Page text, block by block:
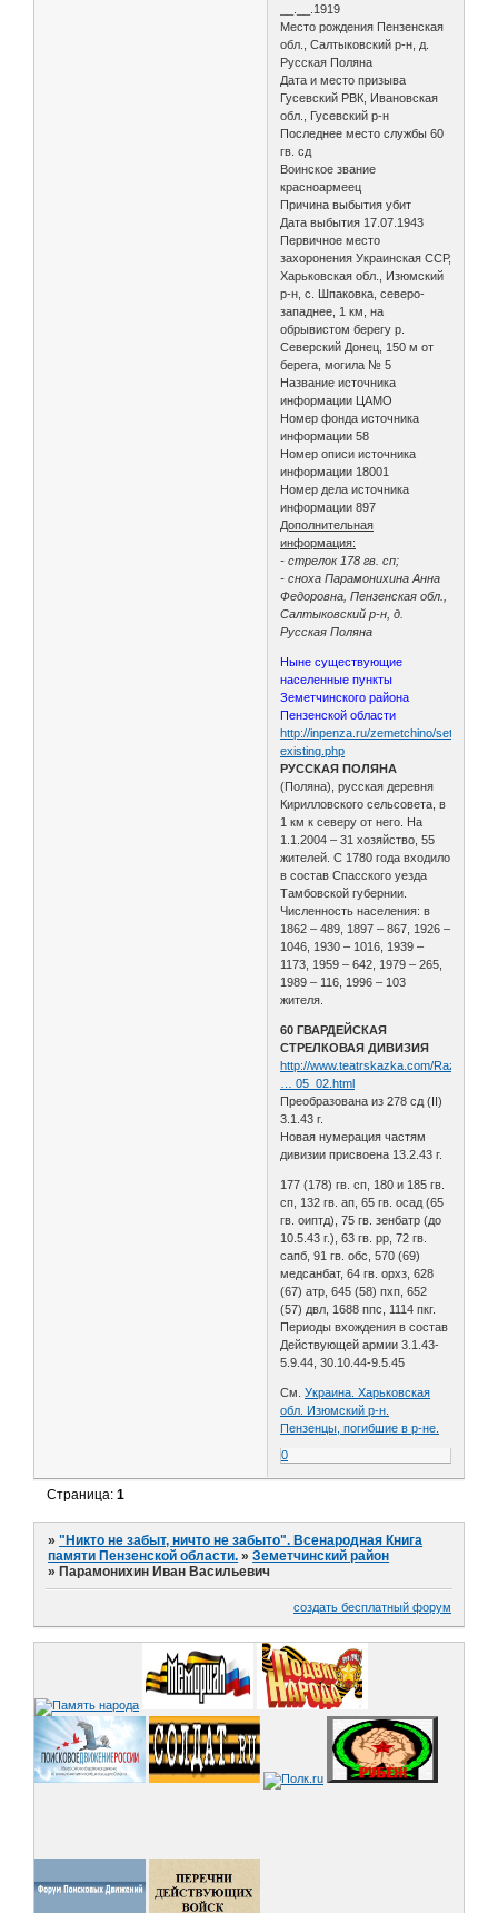
__.__.1919
Место рождения Пензенская
обл., Салтыковский р-н, д.
Русская Поляна
Дата и место призыва
Гусевский РВК, Ивановская
обл., Гусевский р-н
Последнее место службы 60
гв. сд
Воинское звание
красноармеец
Причина выбытия убит
Дата выбытия 17.07.1943
Первичное место
захоронения Украинская ССР,
Харьковская обл., Изюмский
р-н, с. Шпаковка, северо-
западнее, 1 км, на
обрывистом берегу р.
Северский Донец, 150 м от
берега, могила № 5
Название источника
информации ЦАМО
Номер фонда источника
информации 58
Номер описи источника
информации 18001
Номер дела источника
информации 897
Дополнительная
информация:
- стрелок 178 гв. сп;
- сноха Парамонихина Анна
Федоровна, Пензенская обл.,
Салтыковский р-н, д.
Русская Поляна
Ныне существующие
населенные пункты
Земетчинского района
Пензенской области
http://inpenza.ru/zemetchino/
existing.php
РУССКАЯ ПОЛЯНА
(Поляна), русская деревня
Кирилловского сельсовета, в
1 км к северу от него. На
1.1.2004 – 31 хозяйство, 55
жителей. С 1780 года входило
в состав Спасского уезда
Тамбовской губернии.
Численность населения: в
1862 – 489, 1897 – 867, 1926 –
1046, 1930 – 1016, 1939 –
1173, 1959 – 642, 1979 – 265,
1989 – 116, 1996 – 103
жителя.
60 ГВАРДЕЙСКАЯ
СТРЕЛКОВАЯ ДИВИЗИЯ
http://www.teatrskazka.com/Raznoe/
… 05_02.html
Преобразована из 278 сд (II)
3.1.43 г.
Новая нумерация частям
дивизии присвоена 13.2.43 г.
177 (178) гв. сп, 180 и 185 гв.
сп, 132 гв. ап, 65 гв. осад (65
гв. оиптд), 75 гв. зенбатр (до
10.5.43 г.), 63 гв. рр, 72 гв.
сапб, 91 гв. обс, 570 (69)
медсанбат, 64 гв. орхз, 628
(67) атр, 645 (58) пхп, 652
(57) двл, 1688 ппс, 1114 пкг.
Периоды вхождения в состав
Действующей армии 3.1.43-
5.9.44, 30.10.44-9.5.45
См.Украина. Харьковская
обл. Изюмский р-н.
Пензенцы, погибшие в р-не.
0
Страница:1
»"Никто не забыт, ничто не забыто". Всенародная Книга
памяти Пензенской области. »Земетчинский район
» Парамонихин Иван Васильевич
создать бесплатный форум